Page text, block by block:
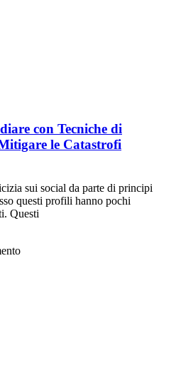
con Tecniche di
le Catastrofi
sui social da parte di principi
questi profili hanno pochi
Questi